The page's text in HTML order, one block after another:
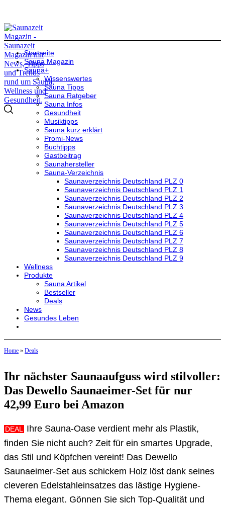
Startseite
Sauna Magazin
Sauna+
Wissenswertes
Sauna Tipps
Sauna Ratgeber
Sauna Infos
Gesundheit
Musiktipps
Sauna kurz erklärt
Promi-News
Buchtipps
Gastbeitrag
Saunahersteller
Sauna-Verzeichnis
Saunaverzeichnis Deutschland PLZ 0
Saunaverzeichnis Deutschland PLZ 1
Saunaverzeichnis Deutschland PLZ 2
Saunaverzeichnis Deutschland PLZ 3
Saunaverzeichnis Deutschland PLZ 4
Saunaverzeichnis Deutschland PLZ 5
Saunaverzeichnis Deutschland PLZ 6
Saunaverzeichnis Deutschland PLZ 7
Saunaverzeichnis Deutschland PLZ 8
Saunaverzeichnis Deutschland PLZ 9
Wellness
Produkte
Sauna Artikel
Bestseller
Deals
News
Gesundes Leben
Home » Deals
Ihr nächster Saunaaufguss wird stilvoller:
Das Dewello Saunaeimer-Set für nur
42,99 Euro bei Amazon
DEAL
Ihre Sauna-Oase verdient mehr als Plastik,
finden Sie nicht auch? Zeit für ein smartes Upgrade,
das Stil und Köpfchen vereint! Das Dewello
Saunaeimer-Set aus schickem Holz löst dank seines
cleveren Edelstahleinsatzes das lästige Hygiene-
Thema elegant. Gönnen Sie sich Top-Qualität und